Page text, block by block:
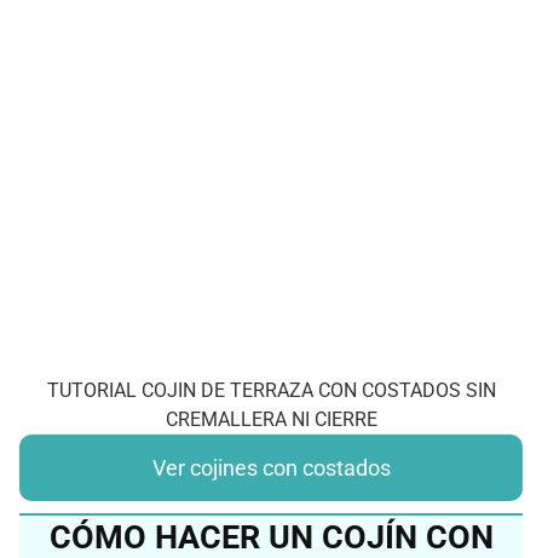
TUTORIAL COJIN DE TERRAZA CON COSTADOS SIN
CREMALLERA NI CIERRE
Ver cojines con costados
CÓMO HACER UN COJÍN CON